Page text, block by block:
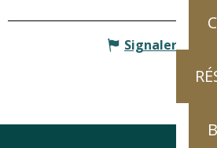
Signaler une